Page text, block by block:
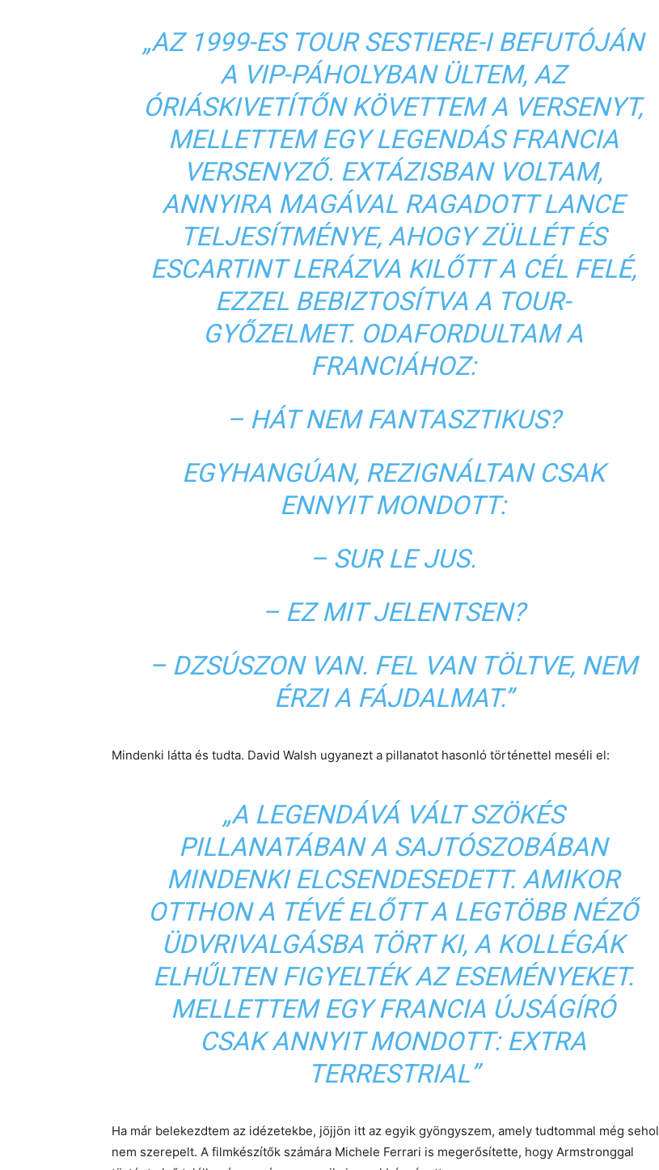
„AZ 1999-ES TOUR SESTIERE-I BEFUTÓJÁN
A VIP-PÁHOLYBAN ÜLTEM, AZ
ÓRIÁSKIVETÍTŐN KÖVETTEM A VERSENYT,
MELLETTEM EGY LEGENDÁS FRANCIA
VERSENYZŐ. EXTÁZISBAN VOLTAM,
ANNYIRA MAGÁVAL RAGADOTT LANCE
TELJESÍTMÉNYE, AHOGY ZÜLLÉT ÉS
ESCARTINT LERÁZVA KILŐTT A CÉL FELÉ,
EZZEL BEBIZTOSÍTVA A TOUR-
GYŐZELMET. ODAFORDULTAM A
FRANCIÁHOZ:
– HÁT NEM FANTASZTIKUS?
EGYHANGÚAN, REZIGNÁLTAN CSAK
ENNYIT MONDOTT:
– SUR LE JUS.
– EZ MIT JELENTSEN?
– DZSÚSZON VAN. FEL VAN TÖLTVE, NEM
ÉRZI A FÁJDALMAT.”
Mindenki látta és tudta. David Walsh ugyanezt a pillanatot hasonló történettel meséli el:
„A LEGENDÁVÁ VÁLT SZÖKÉS
PILLANATÁBAN A SAJTÓSZOBÁBAN
MINDENKI ELCSENDESEDETT. AMIKOR
OTTHON A TÉVÉ ELŐTT A LEGTÖBB NÉZŐ
ÜDVRIVALGÁSBA TÖRT KI, A KOLLÉGÁK
ELHŰLTEN FIGYELTÉK AZ ESEMÉNYEKET.
MELLETTEM EGY FRANCIA ÚJSÁGÍRÓ
CSAK ANNYIT MONDOTT: EXTRA
TERRESTRIAL”
Ha már belekezdtem az idézetekbe, jöjjön itt az egyik gyöngyszem, amely tudtommal még sehol
nem szerepelt. A filmkészítők számára Michele Ferrari is megerősítette, hogy Armstronggal